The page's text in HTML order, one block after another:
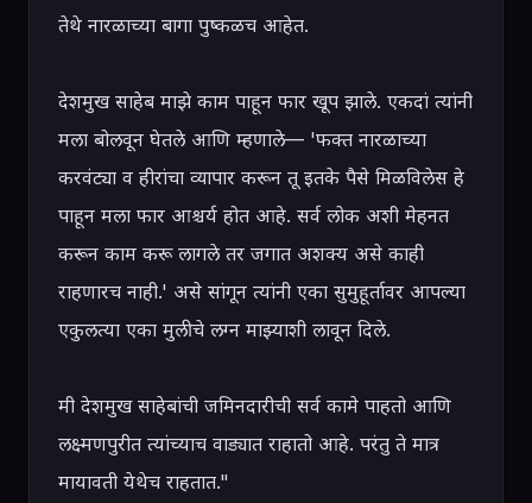
तेथे नारळाच्या बागा पुष्कळच आहेत.
देशमुख साहेब माझे काम पाहून फार खूप झाले. एकदां त्यांनी
मला बोलवून घेतले आणि म्हणाले— 'फक्त नारळाच्या
करवंट्या व हीरांचा व्यापार करून तू इतके पैसे मिळविलेस हे
पाहून मला फार आश्चर्य होत आहे. सर्व लोक अशी मेहनत
करून काम करू लागले तर जगात अशक्य असे काही
राहणारच नाही.' असे सांगून त्यांनी एका सुमुहूर्तावर आपल्या
एकुलत्या एका मुलीचे लग्न माझ्याशी लावून दिले.
मी देशमुख साहेबांची जमिनदारीची सर्व कामे पाहतो आणि
लक्ष्मणपुरीत त्यांच्याच वाड्यात राहातो आहे. परंतु ते मात्र
मायावती येथेच राहतात."